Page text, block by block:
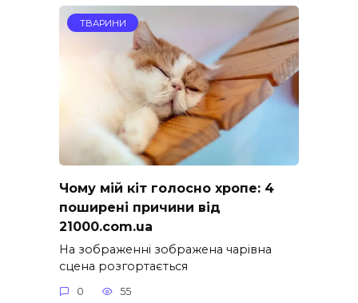
ТВАРИНИ
Чому мій кіт голосно хропе: 4
поширені причини від
21000.com.ua
На зображенні зображена чарівна
сцена розгортається
0 55